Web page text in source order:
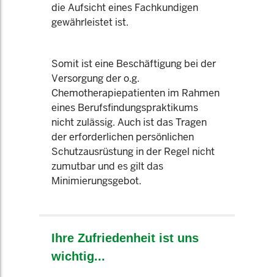
die Aufsicht eines Fachkundigen
gewährleistet ist.
Somit ist eine Beschäftigung bei der
Versorgung der o.g.
Chemotherapiepatienten im Rahmen
eines Berufsfindungspraktikums
nicht zulässig. Auch ist das Tragen
der erforderlichen persönlichen
Schutzausrüstung in der Regel nicht
zumutbar und es gilt das
Minimierungsgebot.